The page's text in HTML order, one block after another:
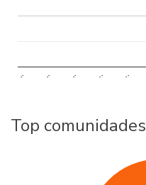
.. .. .. .. ..
Top comunidades